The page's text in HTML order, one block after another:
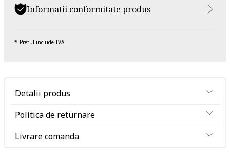
Informatii conformitate produs
Pretul include TVA.
Detalii produs
Politica de returnare
Livrare comanda